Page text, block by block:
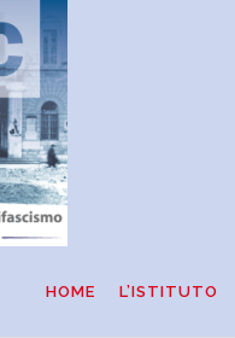
HOME L’ISTITUTO